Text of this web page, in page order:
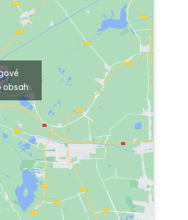
obsah